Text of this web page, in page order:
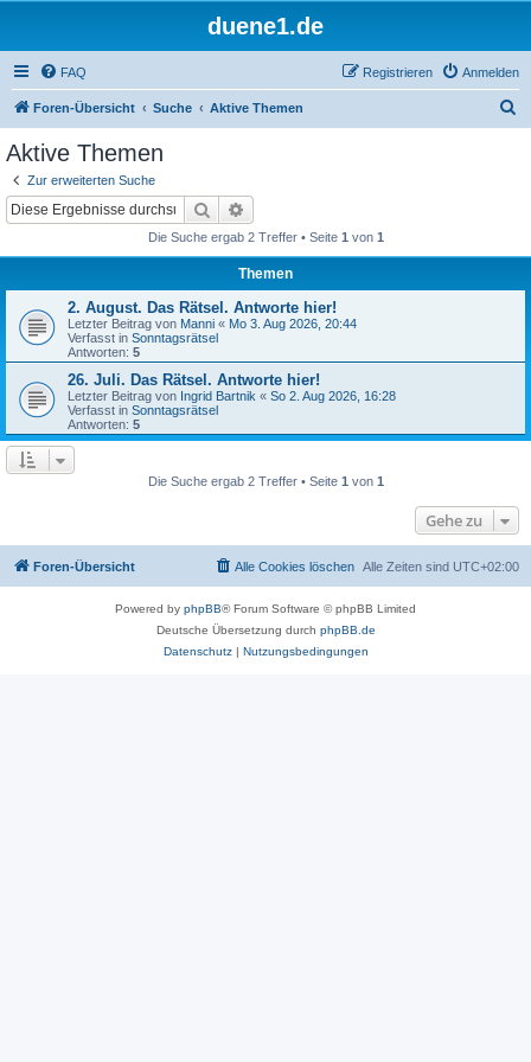
duene1.de
FAQ Anmelden
Registrieren
Foren-Übersicht Suche Aktive Themen
Aktive Themen
Zur erweiterten Suche
Suche
Die Suche ergab 2 Treffer • Seite 1 von 1
Themen
2. August. Das Rätsel. Antworte hier!
Letzter Beitrag von Manni « Mo 3. Aug 2026, 20:44
Verfasst in Sonntagsrätsel
Antworten: 5
26. Juli. Das Rätsel. Antworte hier!
Letzter Beitrag von Ingrid Bartnik « So 2. Aug 2026, 16:28
Verfasst in Sonntagsrätsel
Antworten: 5
Die Suche ergab 2 Treffer • Seite 1 von 1
Gehe zu
Foren-Übersicht Alle Zeiten sind UTC+02:00
Alle Cookies löschen
Powered by phpBB® Forum Software © phpBB Limited
Deutsche Übersetzung durch phpBB.de
Datenschutz| Nutzungsbedingungen